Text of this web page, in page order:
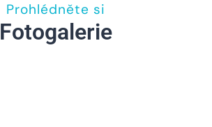
Prohlédněte si
Fotogalerie